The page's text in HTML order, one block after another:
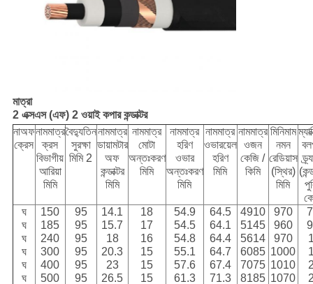
মাত্রা
2 এক্সএস (এফ) 2 ওয়াই কপার কন্ডাক্টর
নাঅফ
ক্রেস
নামমাত্র
ক্রস
বিভাগীয়
আরিয়া
মিমি
বৈদ্যুতিন
সুরক্ষা
মিমি 2
নামমাত্র
ডায়ামটার
অফ
কন্ডাক্টর
মিমি
নামমাত্র
মোটা
অন্তঃকরণ
মিমি
নামমাত্র
হরিণ
ওভার
অন্তঃকরণ
মিমি
নামমাত্র
ওভারয়েল
হরিণ
মিমি
নামমাত্র
ওজন
কেজি /
কিমি
মিনিমাম
নমন
রেডিয়াস
(স্থির)
মিমি
ঘ
ঘ
ঘ
ঘ
ঘ
ঘ
150
185
240
300
400
500
95
95
95
95
95
95
14.1
15.7
18
20.3
23
26.5
18
17
16
15
15
15
54.9
54.5
54.8
55.1
57.6
61.3
64.5
64.1
64.4
64.7
67.4
71.3
4910
5145
5614
6085
7075
8185
970
960
970
1000
1010
1070